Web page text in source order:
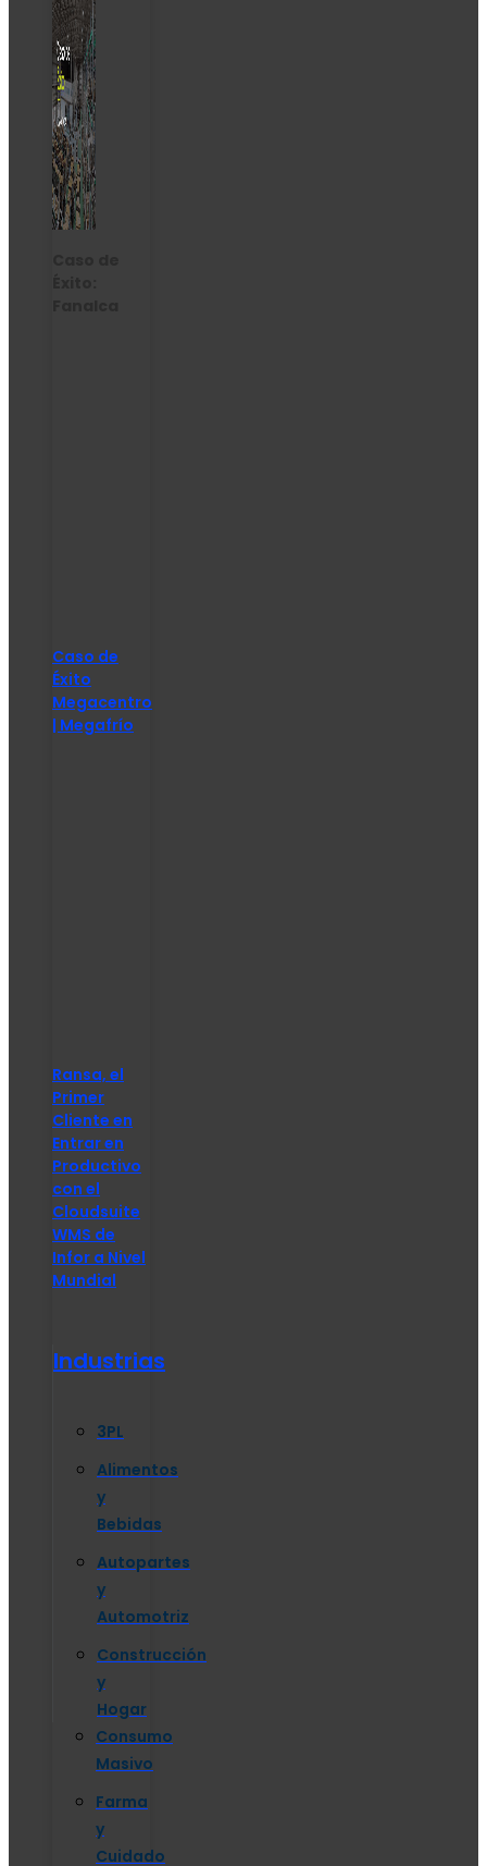
Caso de
Éxito
Megacentro
| Megafrío
Ransa, el
Primer
Cliente en
Entrar en
Productivo
con el
Cloudsuite
WMS de
Infor a Nivel
Mundial
Industrias
3PL
Alimentos
y
Bebidas
Autopartes
y
Automotriz
Construcción
y
Hogar
Consumo
Masivo
Farma
y
Cuidado